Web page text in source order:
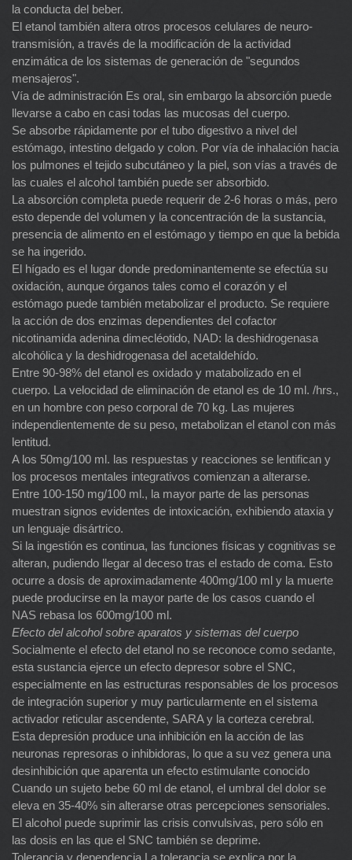
la conducta del beber.
El etanol también altera otros procesos celulares de neuro-
transmisión, a través de la modificación de la actividad
enzimática de los sistemas de generación de "segundos
mensajeros".
Vía de administración Es oral, sin embargo la absorción puede
llevarse a cabo en casi todas las mucosas del cuerpo.
Se absorbe rápidamente por el tubo digestivo a nivel del
estómago, intestino delgado y colon. Por vía de inhalación hacia
los pulmones el tejido subcutáneo y la piel, son vías a través de
las cuales el alcohol también puede ser absorbido.
La absorción completa puede requerir de 2-6 horas o más, pero
esto depende del volumen y la concentración de la sustancia,
presencia de alimento en el estómago y tiempo en que la bebida
se ha ingerido.
El hígado es el lugar donde predominantemente se efectúa su
oxidación, aunque órganos tales como el corazón y el
estómago puede también metabolizar el producto. Se requiere
la acción de dos enzimas dependientes del cofactor
nicotinamida adenina dimecléotido, NAD: la deshidrogenasa
alcohólica y la deshidrogenasa del acetaldehído.
Entre 90-98% del etanol es oxidado y matabolizado en el
cuerpo. La velocidad de eliminación de etanol es de 10 ml. /hrs.,
en un hombre con peso corporal de 70 kg. Las mujeres
independientemente de su peso, metabolizan el etanol con más
lentitud.
A los 50mg/100 ml. las respuestas y reacciones se lentifican y
los procesos mentales integrativos comienzan a alterarse.
Entre 100-150 mg/100 ml., la mayor parte de las personas
muestran signos evidentes de intoxicación, exhibiendo ataxia y
un lenguaje disártrico.
Si la ingestión es continua, las funciones físicas y cognitivas se
alteran, pudiendo llegar al deceso tras el estado de coma. Esto
ocurre a dosis de aproximadamente 400mg/100 ml y la muerte
puede producirse en la mayor parte de los casos cuando el
NAS rebasa los 600mg/100 ml.
Efecto del alcohol sobre aparatos y sistemas del cuerpo
Socialmente el efecto del etanol no se reconoce como sedante,
esta sustancia ejerce un efecto depresor sobre el SNC,
especialmente en las estructuras responsables de los procesos
de integración superior y muy particularmente en el sistema
activador reticular ascendente, SARA y la corteza cerebral.
Esta depresión produce una inhibición en la acción de las
neuronas represoras o inhibidoras, lo que a su vez genera una
desinhibición que aparenta un efecto estimulante conocido
Cuando un sujeto bebe 60 ml de etanol, el umbral del dolor se
eleva en 35-40% sin alterarse otras percepciones sensoriales.
El alcohol puede suprimir las crisis convulsivas, pero sólo en
las dosis en las que el SNC también se deprime.